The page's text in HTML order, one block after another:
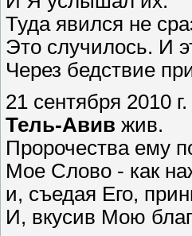
Туда явился не
Это случилось. И
Через бедствие
21 сентября 2010 г.
Тель-Авив жив.
Пророчества ему
Мое Слово - как
и, съедая Его,
И, вкусив Мою